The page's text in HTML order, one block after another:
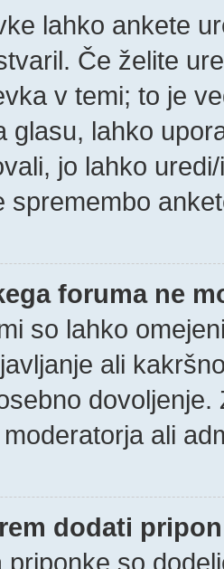
lahko ankete
Če želite
v temi; to je
glasu, lahko
jo lahko
spremembo
foruma ne
so lahko
ali
ali
dodati
priponke so